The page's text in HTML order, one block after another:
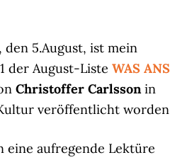
den 5.August, ist mein
der August-ListeWAS ANS
Christoffer Carlssonin
veröffentlicht worden
eine aufregende Lektüre